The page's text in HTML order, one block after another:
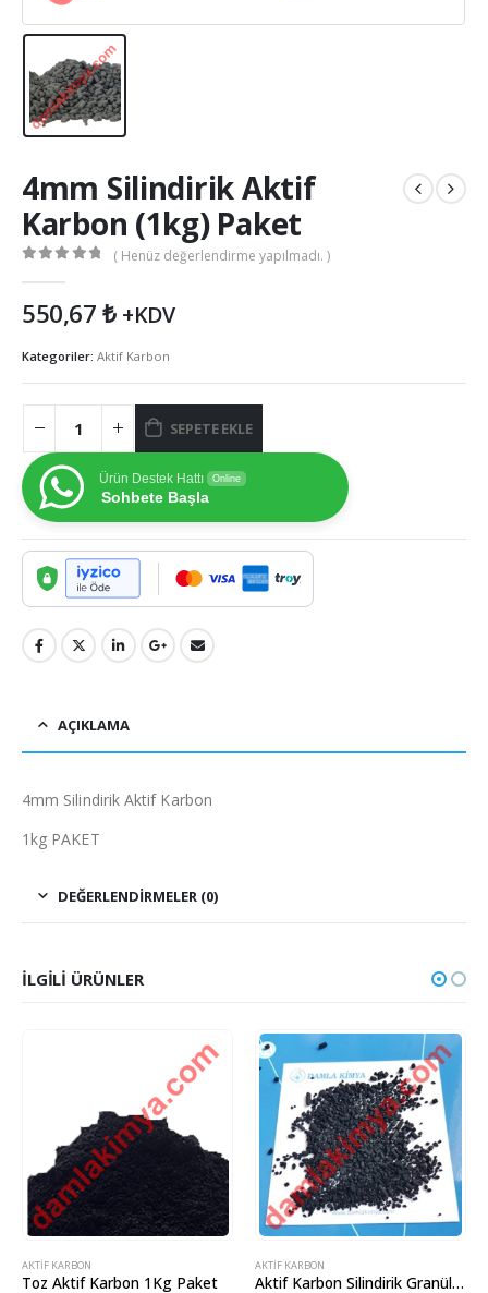
4mm Silindirik Aktif
Karbon (1kg) Paket
( Henüz değerlendirme yapılmadı. )
550,67₺ +KDV
Kategoriler: Aktif Karbon
SEPETE EKLE
Ürün Destek Hattı Online
Sohbete Başla
AÇIKLAMA
4mm Silindirik Aktif Karbon
1kg PAKET
DEĞERLENDIRMELER (0)
İLGILI ÜRÜNLER
AKTIF KARBON AKTIF KARBON
Granül Aktif Karbon (1kg) Paket ( 8x30Mesh) / (0,60mm-2,38mm)